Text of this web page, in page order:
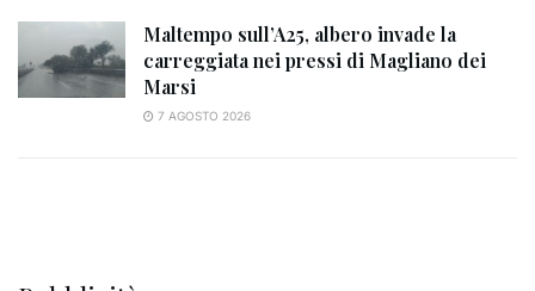
Maltempo sull’A25, albero invade la
carreggiata nei pressi di Magliano dei
Marsi
7 AGOSTO 2026